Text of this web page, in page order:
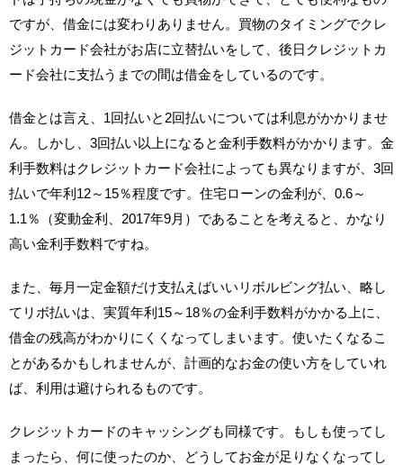
ですが、借金には変わりありません。買物のタイミングでクレ
ジットカード会社がお店に立替払いをして、後日クレジットカ
ード会社に支払うまでの間は借金をしているのです。
借金とは言え、1回払いと2回払いについては利息がかかりませ
ん。しかし、3回払い以上になると金利手数料がかかります。金
利手数料はクレジットカード会社によっても異なりますが、3回
払いで年利12～15％程度です。住宅ローンの金利が、0.6～
1.1％（変動金利、2017年9月）であることを考えると、かなり
高い金利手数料ですね。
また、毎月一定金額だけ支払えばいいリボルビング払い、略し
てリボ払いは、実質年利15～18％の金利手数料がかかる上に、
借金の残高がわかりにくくなってしまいます。使いたくなるこ
とがあるかもしれませんが、計画的なお金の使い方をしていれ
ば、利用は避けられるものです。
クレジットカードのキャッシングも同様です。もしも使ってし
まったら、何に使ったのか、どうしてお金が足りなくなってし